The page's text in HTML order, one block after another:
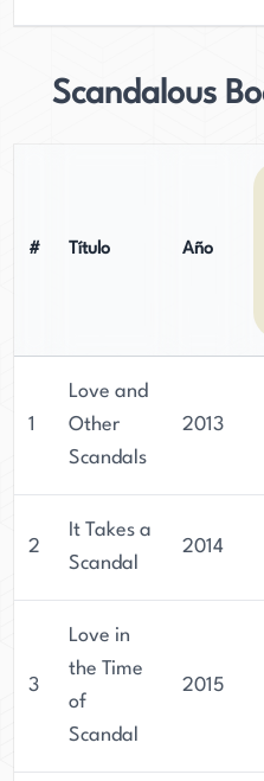
Scandalous
# Título Año
1
Love and
Other
Scandals
2013
2
It Takes a
Scandal
2014
3
Love in
the Time
of
Scandal
2015